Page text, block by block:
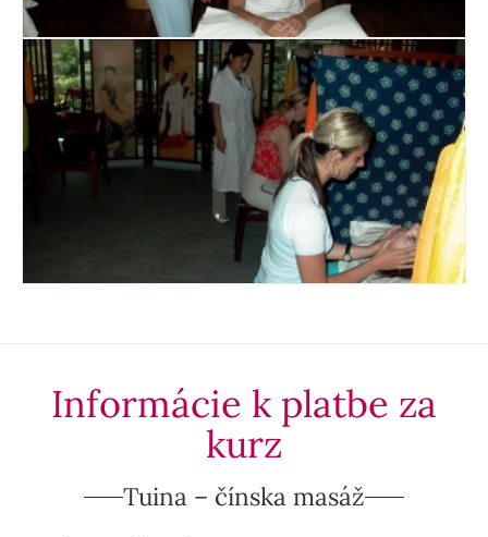
Informácie k platbe za
kurz
Tuina – čínska masáž